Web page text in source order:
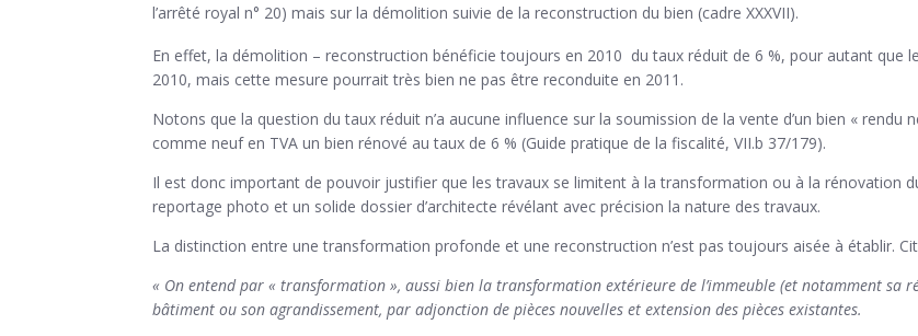
l’arrêté royal n° 20) mais sur la démolition suivie de la reconstruction du bien (cadre XXXVII).
En effet, la démolition – reconstruction bénéficie toujours en 2010 du taux réduit de 6 %, pour autant que
2010, mais cette mesure pourrait très bien ne pas être reconduite en 2011.
Notons que la question du taux réduit n’a aucune influence sur la soumission de la vente d’un bien «
comme neuf en TVA un bien rénové au taux de 6 % (Guide pratique de la fiscalité, VII.b 37/179).
Il est donc important de pouvoir justifier que les travaux se limitent à la transformation ou à la rénovation
reportage photo et un solide dossier d’architecte révélant avec précision la nature des travaux.
La distinction entre une transformation profonde et une reconstruction n’est pas toujours aisée à établir.
« On entend par « transformation », aussi bien la transformation extérieure de l’immeuble (et notamment
bâtiment ou son agrandissement, par adjonction de pièces nouvelles et extension des pièces existantes.